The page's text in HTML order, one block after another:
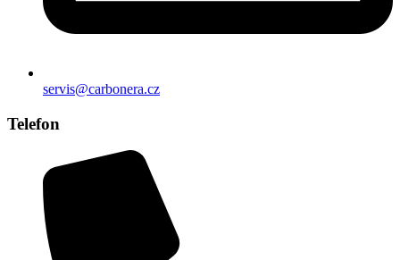
servis@carbonera.cz
Telefon